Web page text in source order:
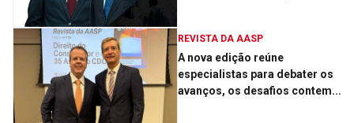
REVISTA DA AASP
A nova edição reúne
especialistas para debater os
avanços, os desafios contem...